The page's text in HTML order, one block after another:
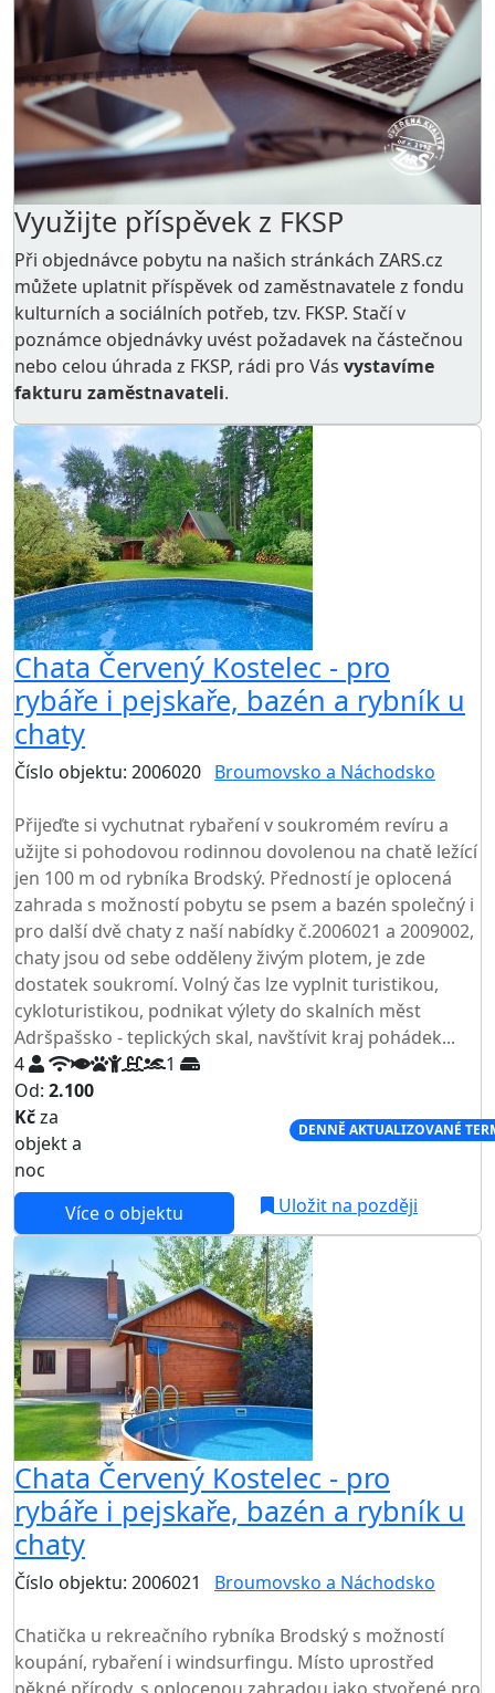
Využijte příspěvek z FKSP
Při objednávce pobytu na našich stránkách ZARS.cz
můžete uplatnit příspěvek od zaměstnavatele z fondu
kulturních a sociálních potřeb, tzv. FKSP. Stačí v
poznámce objednávky uvést požadavek na částečnou
nebo celou úhrada z FKSP, rádi pro Vás vystavíme
fakturu zaměstnavateli.
Chata Červený Kostelec - pro
rybáře i pejskaře, bazén a rybník u
chaty
Číslo objektu: 2006020 Broumovsko a Náchodsko
Přijeďte si vychutnat rybaření v soukromém revíru a
užijte si pohodovou rodinnou dovolenou na chatě ležící
jen 100 m od rybníka Brodský. Předností je oplocená
zahrada s možností pobytu se psem a bazén společný i
pro další dvě chaty z naší nabídky č.2006021 a 2009002,
chaty jsou od sebe odděleny živým plotem, je zde
dostatek soukromí. Volný čas lze vyplnit turistikou,
cykloturistikou, podnikat výlety do skalních měst
Adršpašsko - teplických skal, navštívit kraj pohádek...
4
1
Od: 2.100
Kčza
objekt a
noc
DENNĚ AKTUALIZOVANÉ
Více o objektu Uložit na později
Chata Červený Kostelec - pro
rybáře i pejskaře, bazén a rybník u
chaty
Číslo objektu: 2006021 Broumovsko a Náchodsko
Chatička u rekreačního rybníka Brodský s možností
koupání, rybaření i windsurfingu. Místo uprostřed